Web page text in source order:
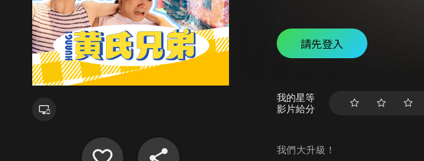
請先登入
我的星等
影片給分
我們大升級！